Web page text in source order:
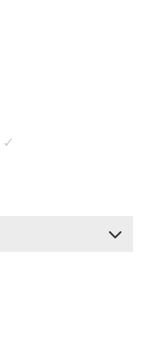
✓